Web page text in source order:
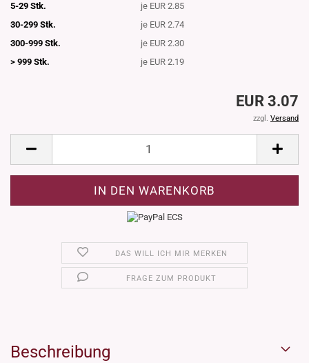
5-29 Stk.
je EUR 2.85
30-299 Stk.
je EUR 2.74
300-999 Stk.
je EUR 2.30
> 999 Stk.
je EUR 2.19
EUR 3.07
zzgl. Versand
DAS WILL ICH MIR MERKEN
FRAGE ZUM PRODUKT
Beschreibung